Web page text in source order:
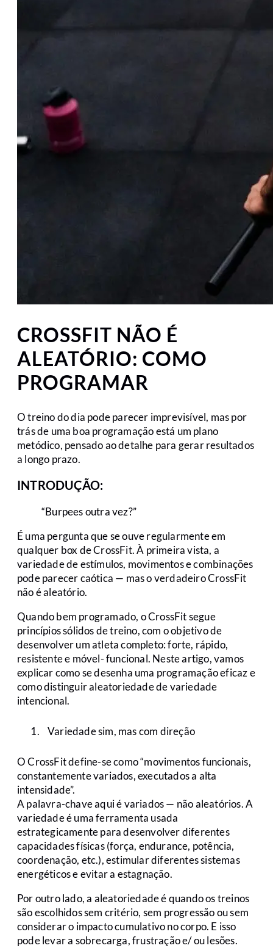
CROSSFIT NÃO É
ALEATÓRIO: COMO
PROGRAMAR
O treino do dia pode parecer imprevisível, mas por
trás de uma boa programação está um plano
metódico, pensado ao detalhe para gerar resultados
a longo prazo.
INTRODUÇÃO:
“Burpees outra vez?”
É uma pergunta que se ouve regularmente em
qualquer box de CrossFit. À primeira vista, a
variedade de estímulos, movimentos e combinações
pode parecer caótica — mas o verdadeiro CrossFit
não é aleatório.
Quando bem programado, o CrossFit segue
princípios sólidos de treino, com o objetivo de
desenvolver um atleta completo: forte, rápido,
resistente e móvel- funcional. Neste artigo, vamos
explicar como se desenha uma programação eficaz e
como distinguir aleatoriedade de variedade
intencional.
Variedade sim, mas com direção
O CrossFit define-se como “movimentos funcionais,
constantemente variados, executados a alta
intensidade”.
A palavra-chave aqui é variados — não aleatórios. A
variedade é uma ferramenta usada
estrategicamente para desenvolver diferentes
capacidades físicas (força, endurance, potência,
coordenação, etc.), estimular diferentes sistemas
energéticos e evitar a estagnação.
Por outro lado, a aleatoriedade é quando os treinos
são escolhidos sem critério, sem progressão ou sem
considerar o impacto cumulativo no corpo. E isso
pode levar a sobrecarga, frustração e/ ou lesões.